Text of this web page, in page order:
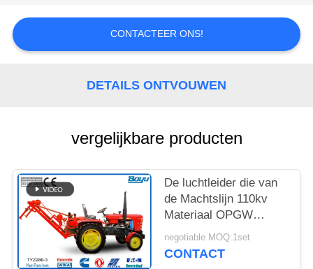
SITEMAP
CONTACTEER ONS!
DETAILS ONTVOUWEN
vergelijkbare producten
De luchtleider die van
de Machtslijn 110kv
Materiaal OPGW
ADSS, de Trekker van
de Kabeltractor
negotiable MOQ:1set
CONTACT